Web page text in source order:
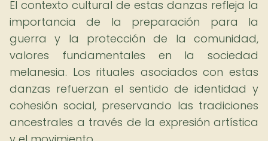
El contexto cultural de estas danzas refleja la
importancia de la preparación para la
guerra y la protección de la comunidad,
valores fundamentales en la sociedad
melanesia. Los rituales asociados con estas
danzas refuerzan el sentido de identidad y
cohesión social, preservando las tradiciones
ancestrales a través de la expresión artística